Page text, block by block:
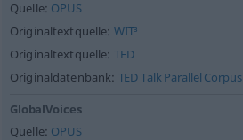
Quelle: OPUS
Originaltextquelle: WIT³
Originaltextquelle: TED
Originaldatenbank: TED Talk Parallel Corpus
GlobalVoices
Quelle: OPUS